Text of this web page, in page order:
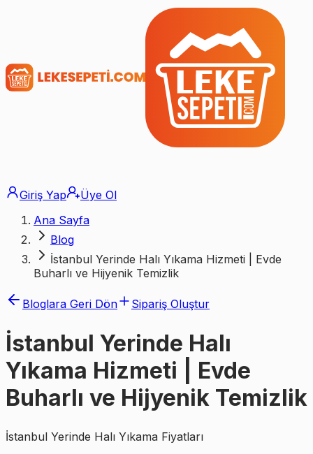
Giriş Yap
Üye Ol
Ana Sayfa
Blog
İstanbul Yerinde Halı Yıkama Hizmeti | Evde
Buharlı ve Hijyenik Temizlik
Bloglara Geri Dön Sipariş Oluştur
İstanbul Yerinde Halı
Yıkama Hizmeti | Evde
Buharlı ve Hijyenik Temizlik
İstanbul Yerinde Halı Yıkama Fiyatları